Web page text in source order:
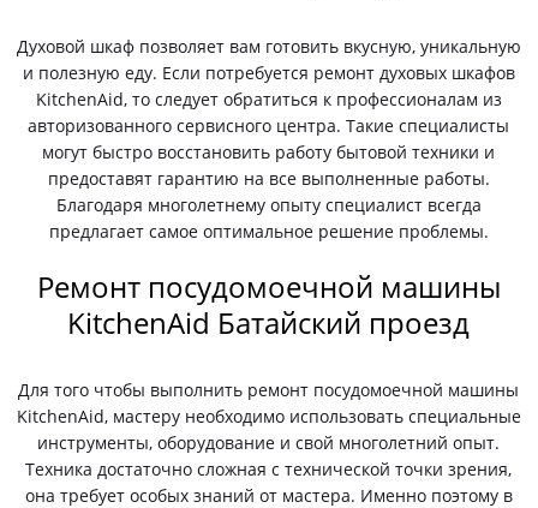
Духовой шкаф позволяет вам готовить вкусную, уникальную
и полезную еду. Если потребуется ремонт духовых шкафов
KitchenAid, то следует обратиться к профессионалам из
авторизованного сервисного центра. Такие специалисты
могут быстро восстановить работу бытовой техники и
предоставят гарантию на все выполненные работы.
Благодаря многолетнему опыту специалист всегда
предлагает самое оптимальное решение проблемы.
Ремонт посудомоечной машины
KitchenAid Батайский проезд
Для того чтобы выполнить ремонт посудомоечной машины
KitchenAid, мастеру необходимо использовать специальные
инструменты, оборудование и свой многолетний опыт.
Техника достаточно сложная с технической точки зрения,
она требует особых знаний от мастера. Именно поэтому в